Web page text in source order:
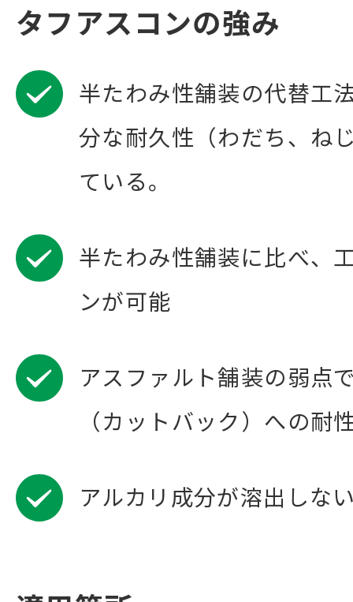
タフアスコンの強み
半たわみ性舗装の代替工
分な耐久性（わだち、ね
ている。
半たわみ性舗装に比べ、
ンが可能
アスファルト舗装の弱点
（カットバック）への耐
アルカリ成分が溶出しな